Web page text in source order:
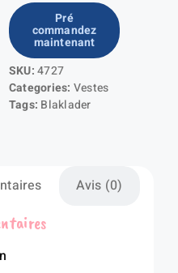
de
Ladies
Pile
hoodie
Autumn
Pré
commandez
maintenant
SKU:4727
Categories: Vestes
Tags: Blaklader
Avis (0)